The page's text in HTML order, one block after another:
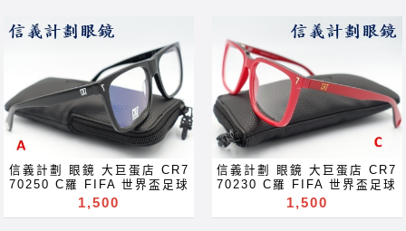
ImeMyself Eyewear
casual wear clothes and
accessories
ね 안경 Okulary specula
ImeMyself Eyewear
casual wear clothes and
accessories
焦點 鏡片 近视 眼镜 抗藍光
濾藍光 變色鏡片 抗蓝光 滤蓝
光 全視線 變色鏡片 全视线
变色镜片 optical frames
spectacles glasses Rx
prescription for near far
sighted reading glass
blue block lenses blue
light block filter
eyeglasses Акуляры
Kacamata Gafas Des
lunettes نظارات очки
Brýle Mga Salamin
occhiali Gläser szemüveg
焦點 鏡片 近视 眼镜 抗藍光
濾藍光 變色鏡片 抗蓝光 滤蓝
光 全視線 變色鏡片 全视线
变色镜片 optical frames
spectacles glasses Rx
prescription for near far
sighted reading glass
blue block lenses blue
light block filter
eyeglasses Акуляры
Kacamata Gafas Des
lunettes نظارات очки
Brýle Mga Salamin
occhiali Gläser szemüveg
信義計劃 眼鏡 大巨蛋店 CR7
70250 C羅 FIFA 世界盃足球
賽 世足賽 大框 膠框 方框 彈
1,500
信義計劃 眼鏡 大巨蛋店 CR7
70230 C羅 FIFA 世界盃足球
賽 世足賽 膠框 大框 方框 彈
1,500